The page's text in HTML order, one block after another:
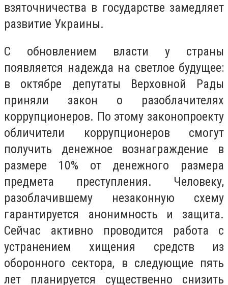
взяточничества в государстве замедляет
развитие Украины.
С обновлением власти у страны
появляется надежда на светлое будущее:
в октябре депутаты Верховной Рады
приняли закон о разоблачителях
коррупционеров. По этому законопроекту
обличители коррупционеров смогут
получить денежное вознаграждение в
размере 10% от денежного размера
предмета преступления. Человеку,
разоблачившему незаконную схему
гарантируется анонимность и защита.
Сейчас активно проводится работа с
устранением хищения средств из
оборонного сектора, в следующие пять
лет планируется существенно снизить